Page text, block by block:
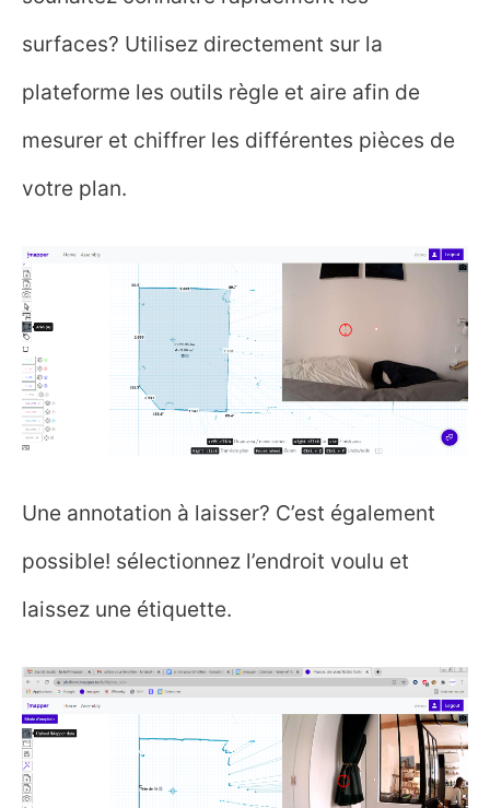
surfaces? Utilisez directement sur la
plateforme les outils règle et aire afin de
mesurer et chiffrer les différentes pièces de
votre plan.
Une annotation à laisser? C’est également
possible! sélectionnez l’endroit voulu et
laissez une étiquette.